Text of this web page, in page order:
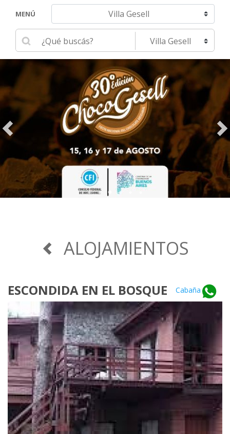
MENÚ Navegar hacia otra localidad
Ingrese su búsqueda Seleccione una localidad
ALOJAMIENTOS
ESCONDIDA EN EL BOSQUE Cabaña